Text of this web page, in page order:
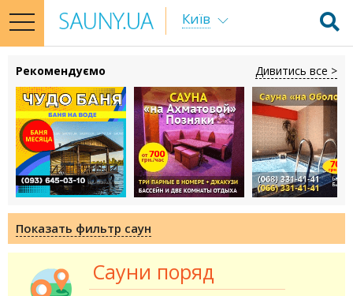
toggle
navigation
Київ
Рекомендуємо Дивитись все >
Сауни поряд
Показать фильтр саун